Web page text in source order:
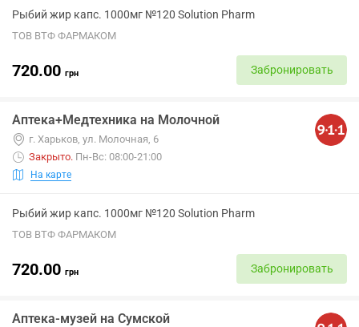
Рыбий жир капс. 1000мг №120 Solution Pharm
ТОВ ВТФ ФАРМАКОМ
720.00 грн Забронировать
Аптека+Медтехника на Молочной
г. Харьков, ул. Молочная, 6
Закрыто. Пн-Вс: 08:00-21:00
На карте
Рыбий жир капс. 1000мг №120 Solution Pharm
ТОВ ВТФ ФАРМАКОМ
720.00 грн Забронировать
Аптека-музей на Сумской